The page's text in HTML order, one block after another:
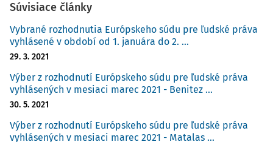
Súvisiace články
Vybrané rozhodnutia Európskeho súdu pre ľudské práva
vyhlásené v období od 1. januára do 2. ...
29. 3. 2021
Výber z rozhodnutí Európskeho súdu pre ľudské práva
vyhlásených v mesiaci marec 2021 - Benitez ...
30. 5. 2021
Výber z rozhodnutí Európskeho súdu pre ľudské práva
vyhlásených v mesiaci marec 2021 - Matalas ...